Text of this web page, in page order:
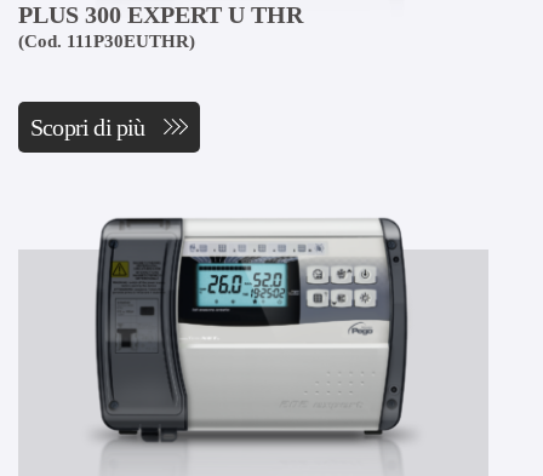
PLUS 300 EXPERT U THR
(Cod. 111P30EUTHR)
Scopri di più